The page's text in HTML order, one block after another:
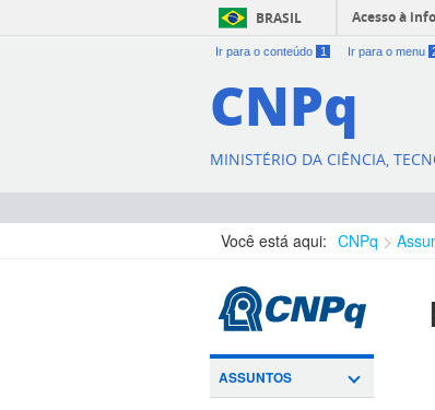
BRASIL Acesso à
Ir para o conteúdo 1 Ir para o menu
CNPq
MINISTÉRIO DA CIÊNCIA,
Você está aqui: CNPq
ASSUNTOS